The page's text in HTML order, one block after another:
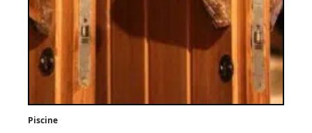
Piscine